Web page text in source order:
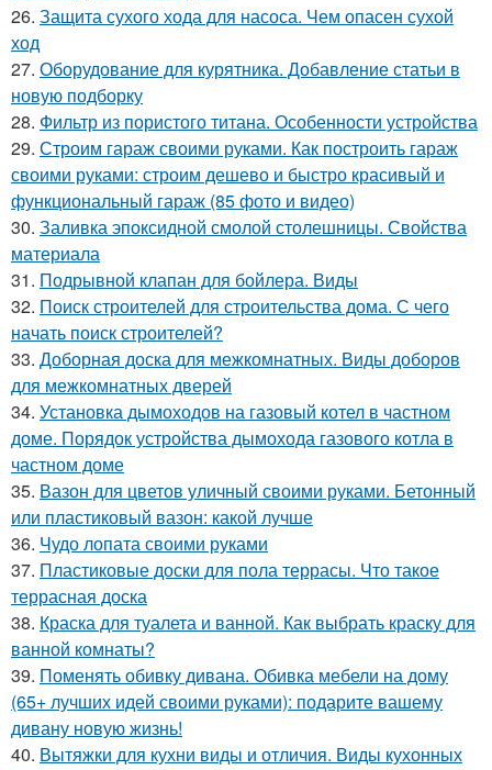
26. Защита сухого хода для насоса. Чем опасен сухой
ход
27. Оборудование для курятника. Добавление статьи в
новую подборку
28. Фильтр из пористого титана. Особенности устройства
29. Строим гараж своими руками. Как построить гараж
своими руками: строим дешево и быстро красивый и
функциональный гараж (85 фото и видео)
30. Заливка эпоксидной смолой столешницы. Свойства
материала
31. Подрывной клапан для бойлера. Виды
32. Поиск строителей для строительства дома. С чего
начать поиск строителей?
33. Доборная доска для межкомнатных. Виды доборов
для межкомнатных дверей
34. Установка дымоходов на газовый котел в частном
доме. Порядок устройства дымохода газового котла в
частном доме
35. Вазон для цветов уличный своими руками. Бетонный
или пластиковый вазон: какой лучше
36. Чудо лопата своими руками
37. Пластиковые доски для пола террасы. Что такое
террасная доска
38. Краска для туалета и ванной. Как выбрать краску для
ванной комнаты?
39. Поменять обивку дивана. Обивка мебели на дому
(65+ лучших идей своими руками): подарите вашему
дивану новую жизнь!
40. Вытяжки для кухни виды и отличия. Виды кухонных